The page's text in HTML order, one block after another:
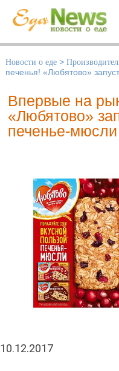
Новости о еде >
печенья! «Любятово»
Впервые на
«Любятово»
печенье-мюсли
10.12.2017